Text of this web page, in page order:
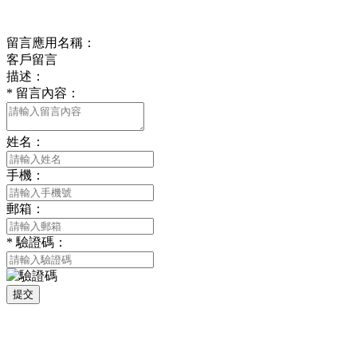
留言應用名稱：
客戶留言
描述：
* 留言內容：
姓名：
手機：
郵箱：
* 驗證碼：
提交